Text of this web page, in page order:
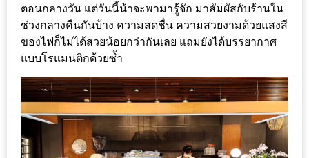
สำหรับ
ฤดู
หนาว
กับ
PING
FAI
FESTIVAL
ตอนกลางวัน แต่วันนี้น้าจะพามารู้จัก มาสัมผัสกับร้านใน
ช่วงกลางคืนกันบ้าง ความสดชื่น ความสวยงามด้วยแสงสี
ของไฟก็ไม่ได้สวยน้อยกว่ากันเลย แถมยังได้บรรยากาศ
แบบโรแมนติกด้วยซ้ำ